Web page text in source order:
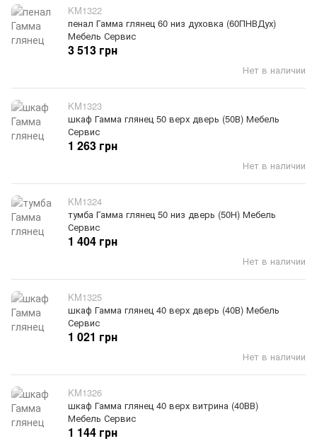
KM1322
пенал Гамма глянец 60 низ духовка (60ПНВДух)
Мебель Сервис
Нет в наличии
3 513 грн
KM1323
шкаф Гамма глянец 50 верх дверь (50В) Мебель
Сервис
Нет в наличии
1 263 грн
KM1324
тумба Гамма глянец 50 низ дверь (50Н) Мебель
Сервис
Нет в наличии
1 404 грн
KM1325
шкаф Гамма глянец 40 верх дверь (40В) Мебель
Сервис
Нет в наличии
1 021 грн
KM1326
шкаф Гамма глянец 40 верх витрина (40ВВ)
Мебель Сервис
1 144 грн